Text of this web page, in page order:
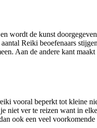
wordt de kunst
Reiki beoefenaars
Aan de andere kant
vooral beperkt tot kleine
niet ver te reizen want in
ook een veel